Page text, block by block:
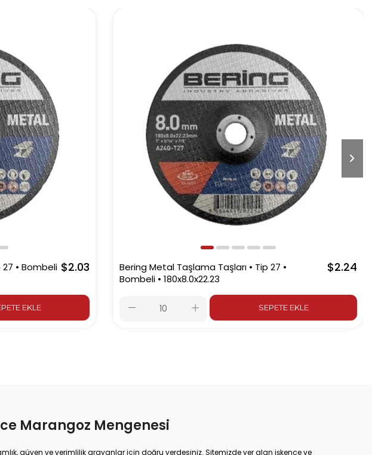
• Bombeli $2.03
EKLE
Bering Metal Taşlama Taşları • Tip 27 •
Bombeli • 180x8.0x22.23
$2.24
SEPETE EKLE
Marangoz Mengenesi
güven ve verimlilik arayanlar için doğru yerdesiniz. Sitemizde yer alan işkence ve